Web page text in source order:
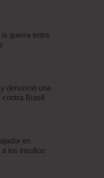
guerra entre
denunció una
contra Brasil
en
los insultos